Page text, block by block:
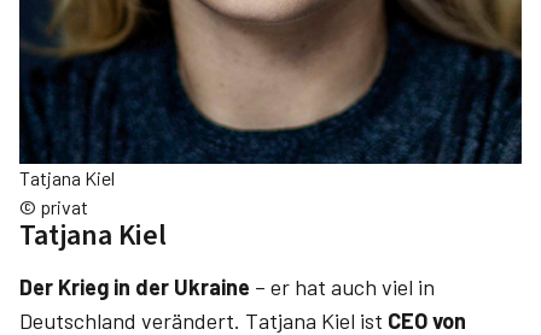
Tatjana Kiel
© privat
Tatjana Kiel
Der Krieg in der Ukraine – er hat auch viel in
Deutschland verändert. Tatjana Kiel ist CEO von